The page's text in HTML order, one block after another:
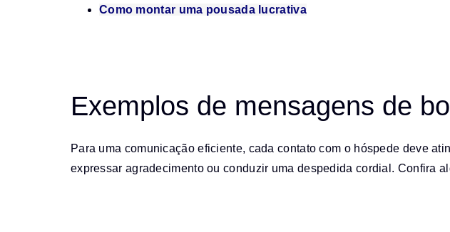
Como montar uma pousada lucrativa
Exemplos de mensagens de
Para uma comunicação eficiente, cada contato com o hóspede deve
expressar agradecimento ou conduzir uma despedida cordial. Confira